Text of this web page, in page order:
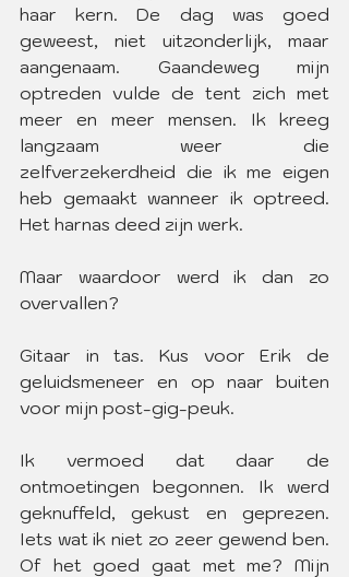
haar kern. De dag was goed
geweest, niet uitzonderlijk, maar
aangenaam. Gaandeweg mijn
optreden vulde de tent zich met
meer en meer mensen. Ik kreeg
langzaam weer die
zelfverzekerdheid die ik me eigen
heb gemaakt wanneer ik optreed.
Het harnas deed zijn werk.
Maar waardoor werd ik dan zo
overvallen?
Gitaar in tas. Kus voor Erik de
geluidsmeneer en op naar buiten
voor mijn post-gig-peuk.
Ik vermoed dat daar de
ontmoetingen begonnen. Ik werd
geknuffeld, gekust en geprezen.
Iets wat ik niet zo zeer gewend ben.
Of het goed gaat met me? Mijn